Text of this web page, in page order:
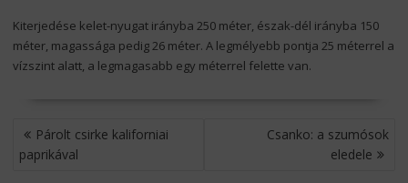
Kiterjedése kelet-nyugat irányba 250 méter, észak-dél irányba 150
méter, magassága pedig 26 méter. A legmélyebb pontja 25 méterrel a
vízszint alatt, a legmagasabb egy méterrel felette van.
BEJEGYZÉS
NAVIGÁCIÓ
Párolt csirke kaliforniai
paprikával
Csanko: a szumósok
eledele